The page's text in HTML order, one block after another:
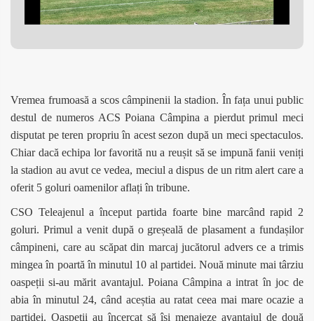
Vremea frumoasă a scos câmpinenii la stadion. În fața unui public
destul de numeros ACS Poiana Câmpina a pierdut primul meci
disputat pe teren propriu în acest sezon după un meci spectaculos.
Chiar dacă echipa lor favorită nu a reușit să se impună fanii veniți
la stadion au avut ce vedea, meciul a dispus de un ritm alert care a
oferit 5 goluri oamenilor aflați în tribune.
CSO Teleajenul a început partida foarte bine marcând rapid 2
goluri. Primul a venit după o greșeală de plasament a fundașilor
câmpineni, care au scăpat din marcaj jucătorul advers ce a trimis
mingea în poartă în minutul 10 al partidei. Nouă minute mai târziu
oaspeții si-au mărit avantajul. Poiana Câmpina a intrat în joc de
abia în minutul 24, când aceștia au ratat ceea mai mare ocazie a
partidei. Oaspeții au încercat să își menajeze avantajul de două